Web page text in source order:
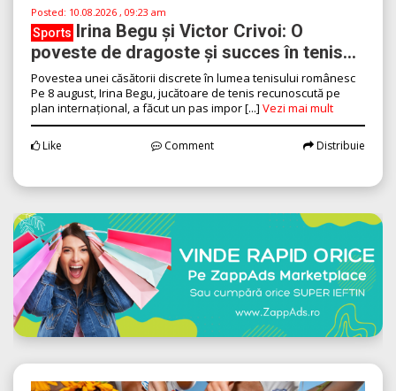
Posted: 10.08.2026 , 09:23 am
Sports Irina Begu și Victor Crivoi: O
poveste de dragoste și succes în tenis...
Povestea unei căsătorii discrete în lumea tenisului românesc
Pe 8 august, Irina Begu, jucătoare de tenis recunoscută pe
plan internațional, a făcut un pas impor [...] Vezi mai mult
Like Comment Distribuie